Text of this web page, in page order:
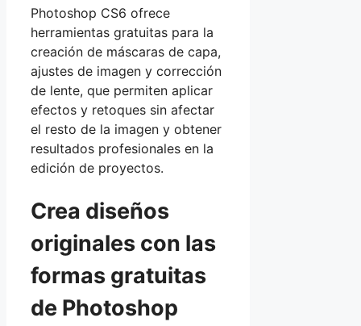
Photoshop CS6 ofrece
herramientas gratuitas para la
creación de máscaras de capa,
ajustes de imagen y corrección
de lente, que permiten aplicar
efectos y retoques sin afectar
el resto de la imagen y obtener
resultados profesionales en la
edición de proyectos.
Crea diseños
originales con las
formas gratuitas
de Photoshop